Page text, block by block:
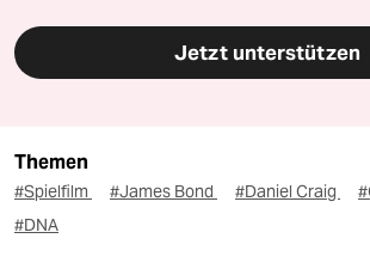
Jetzt unterstützen
Themen
#Spielfilm #James Bond #Daniel Craig
#DNA